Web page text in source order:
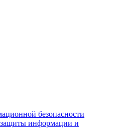
безопасности
защиты информации и